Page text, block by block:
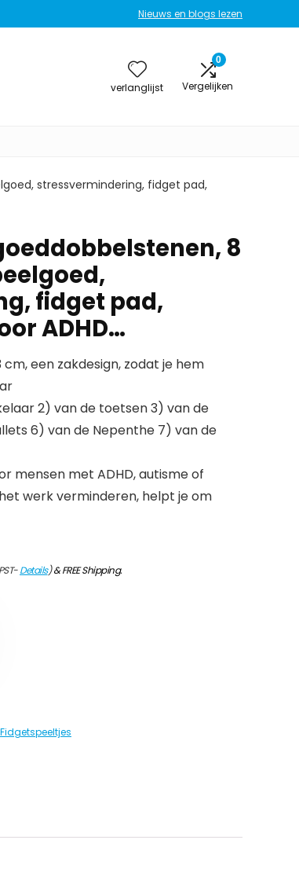
Nieuws en blogs lezen
verlanglijst
0
Vergelijken
stressvermindering, fidget pad,
8
fidget pad,
ADHD…
een zakdesign, zodat je hem
2) van de toetsen 3) van de
6) van de Nepenthe 7) van de
mensen met ADHD, autisme of
werk verminderen, helpt je om
Details)&FREE Shipping.
Fidgetspeeltjes